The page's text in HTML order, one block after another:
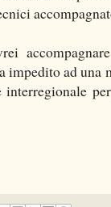
ad una